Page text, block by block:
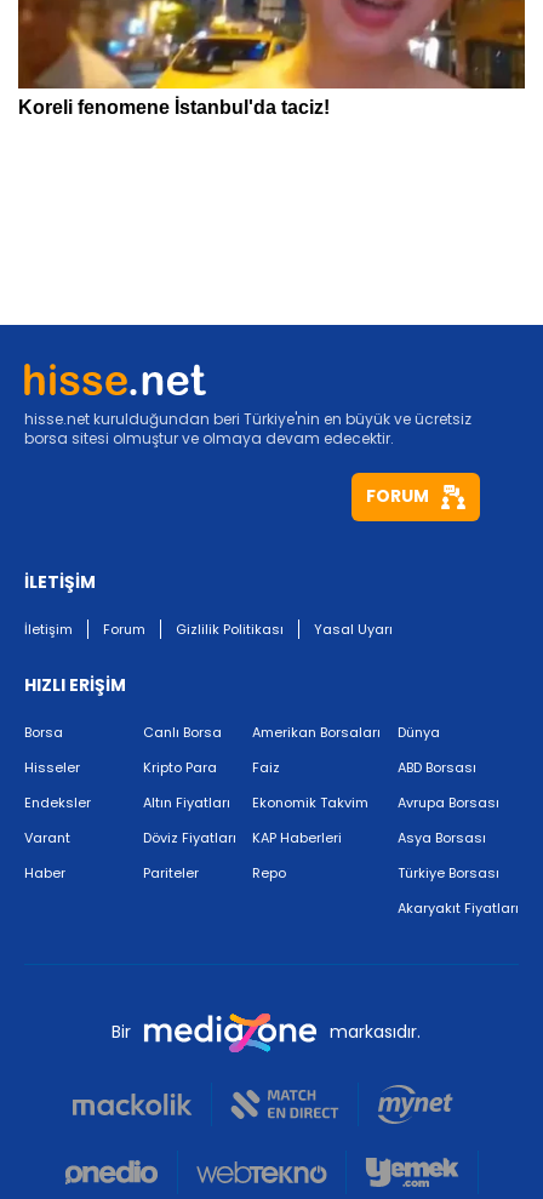
hisse.net kurulduğundan beri Türkiye'nin en büyük ve ücretsiz
borsa sitesi olmuştur ve olmaya devam edecektir.
FORUM
İLETİŞİM
İletişim Forum Gizlilik Politikası Yasal Uyarı
HIZLI ERİŞİM
Borsa
Hisseler
Endeksler
Varant
Haber
Canlı Borsa
Kripto Para
Altın Fiyatları
Döviz Fiyatları
Pariteler
Amerikan Borsaları
Faiz
Ekonomik Takvim
KAP Haberleri
Repo
Dünya
ABD Borsası
Avrupa Borsası
Asya Borsası
Türkiye Borsası
Akaryakıt Fiyatları
Bir markasıdır.